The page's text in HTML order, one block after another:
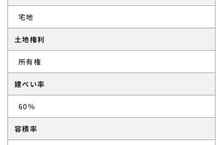
宅地
土地権利
所有権
建ぺい率
60％
容積率